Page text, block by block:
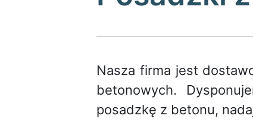
Nasza firma jest
betonowych.
posadzkę z betonu,